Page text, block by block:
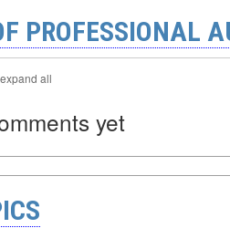
PROFESSIONAL
expand all
yet